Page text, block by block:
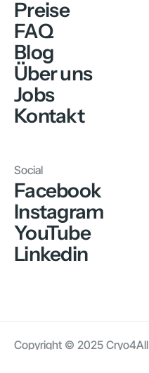
Preise
FAQ
Blog
Über uns
Jobs
Kontakt
Social
Facebook
Instagram
YouTube
Linkedin
Copyright © 2025 Cryo4All